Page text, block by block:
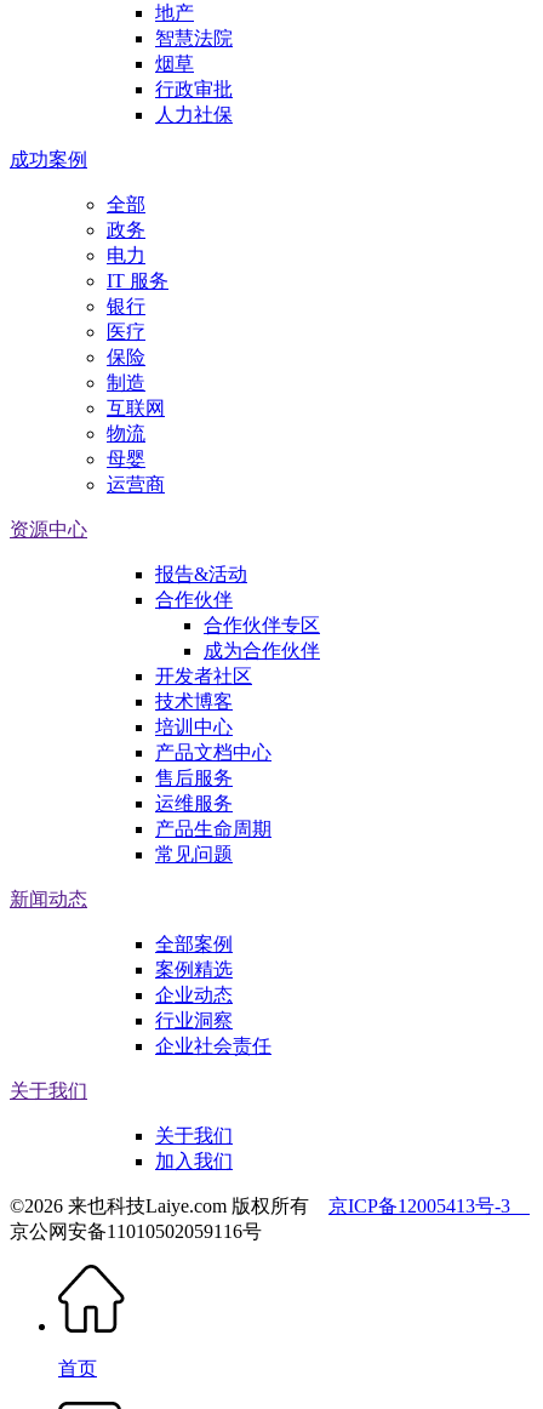
地产
智慧法院
烟草
行政审批
人力社保
成功案例
全部
政务
电力
IT 服务
银行
医疗
保险
制造
互联网
物流
母婴
运营商
资源中心
报告&活动
合作伙伴
合作伙伴专区
成为合作伙伴
开发者社区
技术博客
培训中心
产品文档中心
售后服务
运维服务
产品生命周期
常见问题
新闻动态
全部案例
案例精选
企业动态
行业洞察
企业社会责任
关于我们
关于我们
加入我们
©2026 来也科技Laiye.com 版权所有 京ICP备12005413号-3
京公网安备11010502059116号
首页